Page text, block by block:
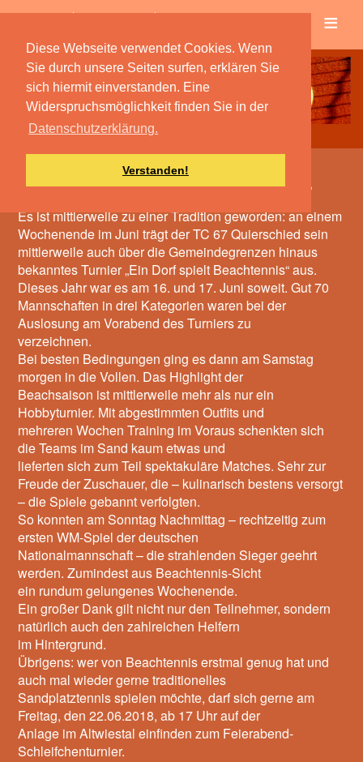
Diese Webseite verwendet Cookies. Wenn
Sie durch unsere Seiten surfen, erklären Sie
sich hiermit einverstanden. Eine
Widerspruchsmöglichkeit finden Sie in der
Datenschutzerklärung.
Verstanden!
≡
Ein Dorf spielt Beachtennis
Es ist mittlerweile zu einer Tradition geworden: an einem
Wochenende im Juni trägt der TC 67 Quierschied sein
mittlerweile auch über die Gemeindegrenzen hinaus
bekanntes Turnier „Ein Dorf spielt Beachtennis“ aus.
Dieses Jahr war es am 16. und 17. Juni soweit. Gut 70
Mannschaften in drei Kategorien waren bei der
Auslosung am Vorabend des Turniers zu
verzeichnen.
Bei besten Bedingungen ging es dann am Samstag
morgen in die Vollen. Das Highlight der
Beachsaison ist mittlerweile mehr als nur ein
Hobbyturnier. Mit abgestimmten Outfits und
mehreren Wochen Training im Voraus schenkten sich
die Teams im Sand kaum etwas und
lieferten sich zum Teil spektakuläre Matches. Sehr zur
Freude der Zuschauer, die – kulinarisch bestens versorgt
– die Spiele gebannt verfolgten.
So konnten am Sonntag Nachmittag – rechtzeitig zum
ersten WM-Spiel der deutschen
Nationalmannschaft – die strahlenden Sieger geehrt
werden. Zumindest aus Beachtennis-Sicht
ein rundum gelungenes Wochenende.
Ein großer Dank gilt nicht nur den Teilnehmer, sondern
natürlich auch den zahlreichen Helfern
im Hintergrund.
Übrigens: wer von Beachtennis erstmal genug hat und
auch mal wieder gerne traditionelles
Sandplatztennis spielen möchte, darf sich gerne am
Freitag, den 22.06.2018, ab 17 Uhr auf der
Anlage im Altwiestal einfinden zum Feierabend-
Schleifchenturnier.